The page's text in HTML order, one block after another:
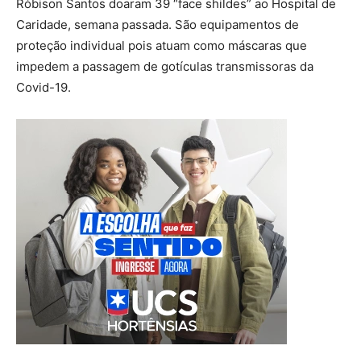
Róbison Santos doaram 39 “face shildes” ao Hospital de
Caridade, semana passada. São equipamentos de
proteção individual pois atuam como máscaras que
impedem a passagem de gotículas transmissoras da
Covid-19.